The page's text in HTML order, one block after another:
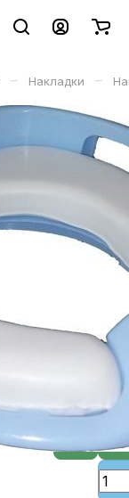
– Накладки –
В корзине